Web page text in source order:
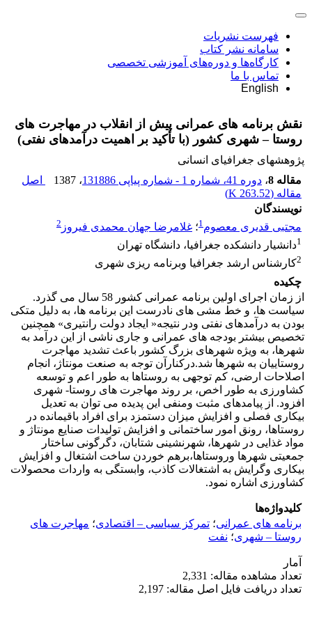
فهرست نشریات
سامانه نشر کتاب
کارگاه‌ها و دوره‌های آموزشی تخصصی
تماس با ما
English
نقش برنامه های عمرانی پیش از انقلاب در مهاجرت های
روستا – شهری کشور (با تأکید بر اهمیت درآمدهای نفتی)
پژوهشهای جغرافیای انسانی
مقاله 8
، دوره 41، شماره 1 - شماره پیاپی 131886 ، 1387
اصل
مقاله (263.52 K
)
نویسندگان
مجتبی قدیری معصوم1؛ غلامرضا جهان محمدی فیروز 2
1دانشیار دانشکده جغرافیا، دانشگاه تهران
2کارشناس ارشد جغرافیا وبرنامه ریزی شهری
چکیده
از زمان اجرای اولین برنامه عمرانی کشور 58 سال می گذرد.
سیاست ها، و خط مشی های نادرست این برنامه ها، به دلیل متکی
بودن به درآمدهای نفتی ودر نتیجه« ایجاد دولت رانتیری» همچنین
تخصیص بیشتر بودجه های عمرانی و جاری ناشی از این درآمد به
شهرها، به ویژه شهرهای بزرگ کشور باعث تشدید مهاجرت
روستاییان به شهرها شد.درکنارآن توجه به صنعت مونتاژ، انجام
اصلاحات ارضی، کم توجهی به روستاها به طور اعم و توسعه
کشاورزی به طور اخص، بر روند مهاجرت های روستا- شهری
افزود. از پیامدهای مثبت ومنفی این پدیده می توان به تعدیل
بیکاری فصلی و افزایش میزان دستمزد برای افراد باقیمانده در
روستاها، رونق امور ساختمانی و افزایش تولیدات صنایع مونتاژ و
مواد غذایی در شهرها، شهرنشینی شتابان، دگرگونی ساختار
جمعیتی شهرها وروستاها،برهم خوردن ساخت اشتغال و افزایش
بیکاری وگرایش به اشتغالات کاذب، وابستگی به واردات محصولات
کشاورزی اشاره نمود.
کلیدواژه‌ها
برنامه های عمرانی؛ تمرکز سیاسی – اقتصادی؛ مهاجرت های
روستا – شهری؛ نفت
آمار
تعداد مشاهده مقاله: 2,331
تعداد دریافت فایل اصل مقاله: 2,197